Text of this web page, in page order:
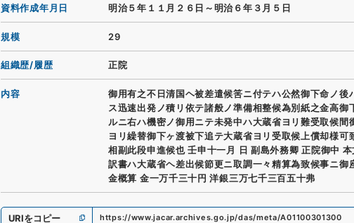
資料作成年月日 明治５年１１月２６日～明治６年３月５日
規模 29
組織歴/履歴 正院
内容
御用有之不日清国ヘ被差遣候筈ニ付テハ公然御下命ノ後
ス迅速出発ノ積リ依テ諸般ノ準備相整候為別紙之金高御
ルニ右ハ機密ノ御用ニテ未発中ハ大蔵省ヨリ難受取候間
ヨリ繰替御下ヶ渡被下追テ大蔵省ヨリ受取候上償却様可
相副此段申進候也 壬申十一月 日 副島外務卿 正院御中
訳書ハ大蔵省ヘ差出候節更ニ取調一々精算為致候事ニ御
金概算 金一万千三十円 洋銀三万七千三百五十弗
URIをコピー https://www.jacar.archives.go.jp/das/meta/A01100301300